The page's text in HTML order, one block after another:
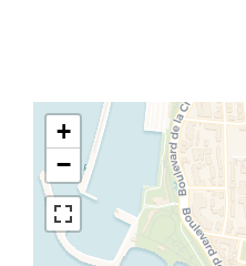
+
−